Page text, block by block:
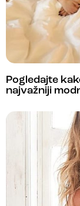
Pogledajte
najvažniji